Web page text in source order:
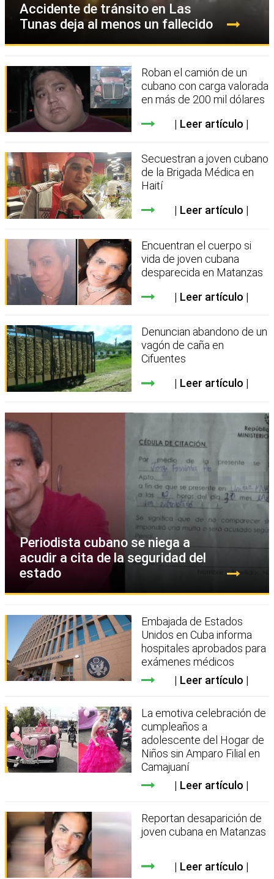
Accidente de tránsito en Las
Tunas deja al menos un fallecido
Roban el camión de un
cubano con carga valorada
en más de 200 mil dólares
Leer artículo
Secuestran a joven cubano
de la Brigada Médica en
Haití
Leer artículo
Encuentran el cuerpo si
vida de joven cubana
desparecida en Matanzas
Leer artículo
Denuncian abandono de un
vagón de caña en
Cifuentes
Leer artículo
Periodista cubano se niega a
acudir a cita de la seguridad del
estado
Embajada de Estados
Unidos en Cuba informa
hospitales aprobados para
exámenes médicos
Leer artículo
La emotiva celebración de
cumpleaños a
adolescente del Hogar de
Niños sin Amparo Filial en
Camajuaní
Leer artículo
Reportan desaparición de
joven cubana en Matanzas
Leer artículo